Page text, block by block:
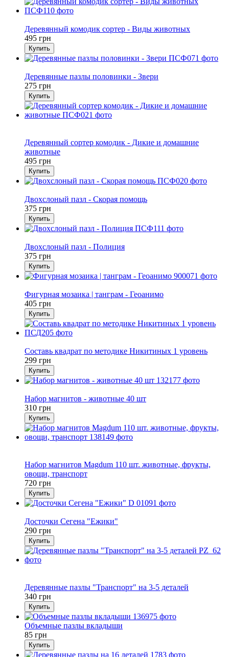
Деревянный комодик сортер - Виды животных
495 грн
Купить
Деревянные пазлы половинки - Звери
275 грн
Купить
Деревянный сортер комодик - Дикие и домашние
животные
495 грн
Купить
Двохслоный пазл - Скорая помощь
375 грн
Купить
Двохслоный пазл - Полиция
375 грн
Купить
Фигурная мозаика | танграм - Геоанимо
405 грн
Купить
Составь квадрат по методике Никитиных 1 уровень
299 грн
Купить
Набор магнитов - животные 40 шт
310 грн
Купить
Набор магнитов Magdum 110 шт. животные, фрукты,
овощи, транспорт
720 грн
Купить
Досточки Сегена "Ежики"
290 грн
Купить
Деревянные пазлы "Транспорт" на 3-5 деталей
340 грн
Купить
Объемные пазлы вкладыши
85 грн
Купить